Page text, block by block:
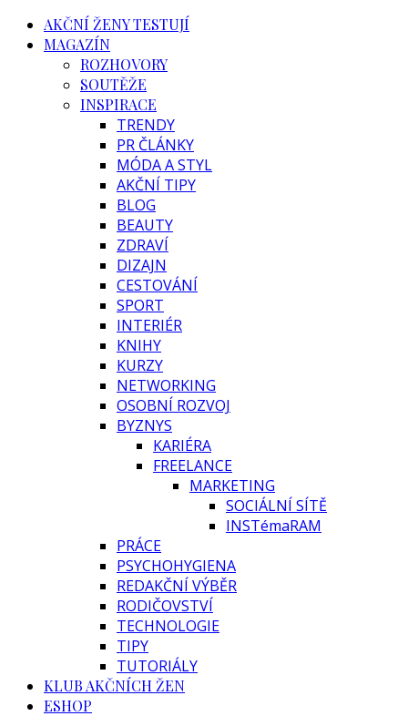
AKČNÍ ŽENY TESTUJÍ
MAGAZÍN
ROZHOVORY
SOUTĚŽE
INSPIRACE
TRENDY
PR ČLÁNKY
MÓDA A STYL
AKČNÍ TIPY
BLOG
BEAUTY
ZDRAVÍ
DIZAJN
CESTOVÁNÍ
SPORT
INTERIÉR
KNIHY
KURZY
NETWORKING
OSOBNÍ ROZVOJ
BYZNYS
KARIÉRA
FREELANCE
MARKETING
SOCIÁLNÍ SÍTĚ
INSTémaRAM
PRÁCE
PSYCHOHYGIENA
REDAKČNÍ VÝBĚR
RODIČOVSTVÍ
TECHNOLOGIE
TIPY
TUTORIÁLY
KLUB AKČNÍCH ŽEN
ESHOP